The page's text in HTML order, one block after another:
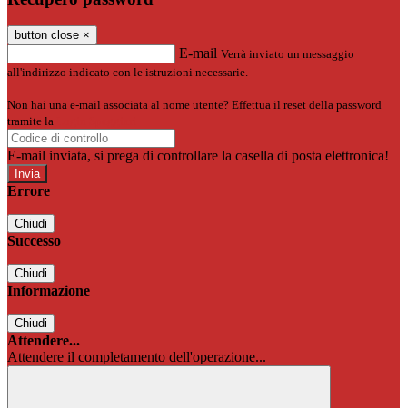
button close ×
E-mail Verrà inviato un messaggio
all'indirizzo indicato con le istruzioni necessarie.
Non hai una e-mail associata al nome utente? Effettua il reset della password
tramite la
E-mail inviata, si prega di controllare la casella di posta elettronica!
Errore
Chiudi
Successo
Chiudi
Informazione
Chiudi
Attendere...
Attendere il completamento dell'operazione...